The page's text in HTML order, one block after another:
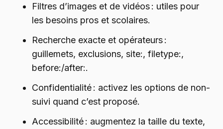
Filtres d’images et de vidéos : utiles pour
les besoins pros et scolaires.
Recherche exacte et opérateurs :
guillemets, exclusions, site:, filetype:,
before:/after:.
Confidentialité : activez les options de non-
suivi quand c’est proposé.
Accessibilité : augmentez la taille du texte,